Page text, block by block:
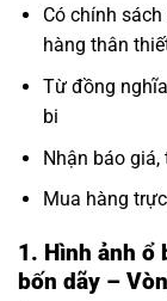
Có chính
hàng thân
Từ đồng
bi
Nhận báo
Mua hàng
1. Hình ảnh ổ
bốn dãy –